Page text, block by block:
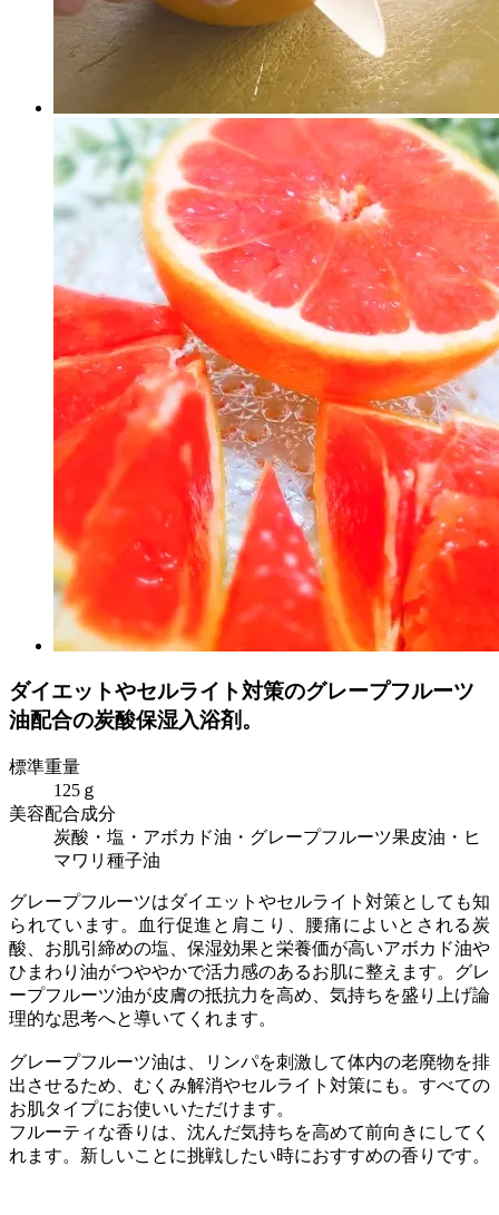
ダイエットやセルライト対策のグレープフルーツ
油配合の炭酸保湿入浴剤。
標準重量
125ｇ
美容配合成分
炭酸・塩・アボカド油・グレープフルーツ果皮油・ヒ
マワリ種子油
グレープフルーツはダイエットやセルライト対策としても知
られています。血行促進と肩こり、腰痛によいとされる炭
酸、お肌引締めの塩、保湿効果と栄養価が高いアボカド油や
ひまわり油がつややかで活力感のあるお肌に整えます。グレ
ープフルーツ油が皮膚の抵抗力を高め、気持ちを盛り上げ論
理的な思考へと導いてくれます。
グレープフルーツ油は、リンパを刺激して体内の老廃物を排
出させるため、むくみ解消やセルライト対策にも。すべての
お肌タイプにお使いいただけます。
フルーティな香りは、沈んだ気持ちを高めて前向きにしてく
れます。新しいことに挑戦したい時におすすめの香りです。